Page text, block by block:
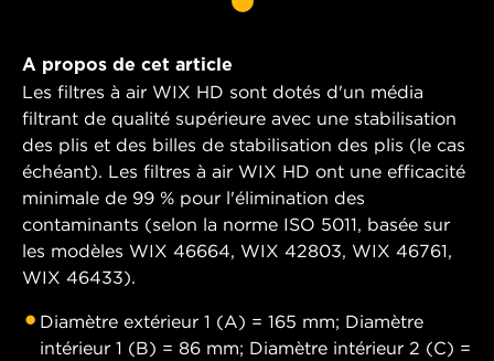
A propos de cet article
Les filtres à air WIX HD sont dotés d'un média
filtrant de qualité supérieure avec une stabilisation
des plis et des billes de stabilisation des plis (le cas
échéant). Les filtres à air WIX HD ont une efficacité
minimale de 99 % pour l'élimination des
contaminants (selon la norme ISO 5011, basée sur
les modèles WIX 46664, WIX 42803, WIX 46761,
WIX 46433).
Diamètre extérieur 1 (A) = 165 mm; Diamètre
intérieur 1 (B) = 86 mm; Diamètre intérieur 2 (C) =